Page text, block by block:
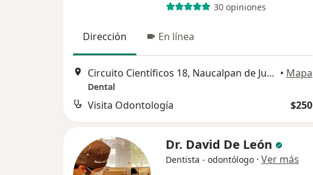
30 opiniones
Dirección En línea
Circuito Científicos 18, Naucalpan de Juárez • Mapa
Dental
Visita Odontología $250
Dr. David De León
Dentista - odontólogo · Ver más